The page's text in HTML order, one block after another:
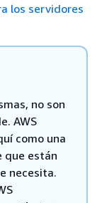
los servidores
no son
AWS
como una
que están
necesita.